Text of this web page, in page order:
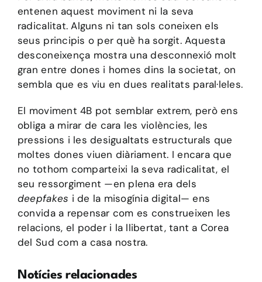
entenen aquest moviment ni la seva
radicalitat. Alguns ni tan sols coneixen els
seus principis o per què ha sorgit. Aquesta
desconeixença mostra una desconnexió molt
gran entre dones i homes dins la societat, on
sembla que es viu en dues realitats paral·leles.
El moviment 4B pot semblar extrem, però ens
obliga a mirar de cara les violències, les
pressions i les desigualtats estructurals que
moltes dones viuen diàriament. I encara que
no tothom comparteixi la seva radicalitat, el
seu ressorgiment —en plena era dels
deepfakes i de la misogínia digital— ens
convida a repensar com es construeixen les
relacions, el poder i la llibertat, tant a Corea
del Sud com a casa nostra.
Notícies relacionades